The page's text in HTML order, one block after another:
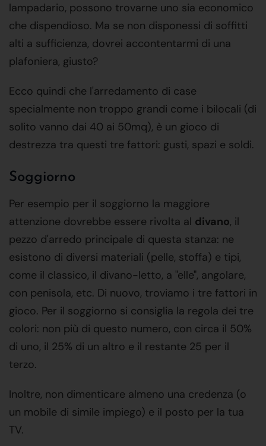
lampadario, possono trovarne uno sia economico
che dispendioso. Ma se non disponessi di soffitti
alti a sufficienza, dovrei accontentarmi di una
plafoniera, giusto?
Ecco quindi che l'arredamento di case
specialmente non troppo grandi come i bilocali (di
solito vanno dai 40 ai 50mq), è un gioco di
destrezza tra questi tre fattori: gusti, spazi e soldi.
Soggiorno
Per esempio per il soggiorno la maggiore
attenzione dovrebbe essere rivolta al divano, il
pezzo d'arredo principale di questa stanza: ne
esistono di diversi materiali (pelle, stoffa) e tipi,
come il classico, il divano-letto, a "elle", angolare,
con penisola, etc. Di nuovo, troviamo i tre fattori in
gioco. Per il soggiorno si consiglia la regola dei tre
colori: non più di questo numero, con circa il 50%
di uno, il 25% di un altro e il restante 25 per il
terzo.
Inoltre, non dimenticare almeno una credenza (o
un mobile di simile impiego) e il posto per la tua
TV.